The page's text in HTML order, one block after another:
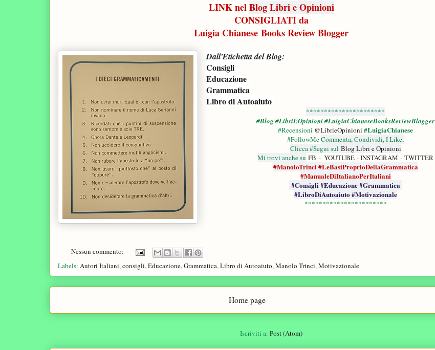
LINK nelBlog Libri e Opinioni
CONSIGLIATI da
Luigia Chianese Books Review Blogger
Dall'Etichetta del Blog:
Consigli
Educazione
Grammatica
Libro di Autoaiuto
**********************
#Blog #LibriEOpinioni #LuigiaChianeseBooksReviewBlogger
#Recensioni @LibrieOpinioni #LuigiaChianese
#FollowMeCommenta, Condividi, I Like,
Clicca #Segui sul Blog Libri e Opinioni
Mi trovi anche su FB – YOUTUBE - INSTAGRAM - TWITTER
#ManoloTrinci #LeBasiProprioDellaGrammatica
#ManualeDiItalianoPerItaliani
#Consigli #Educazione #Grammatica
#LibroDiAutoaiuto #Motivazionale
***********************
Nessun commento:
Labels: Autori Italiani,consigli,Educazione,Grammatica,Libro di Autoaiuto,Manolo Trinci,Motivazionale
Home page
Iscriviti a: Post (Atom)